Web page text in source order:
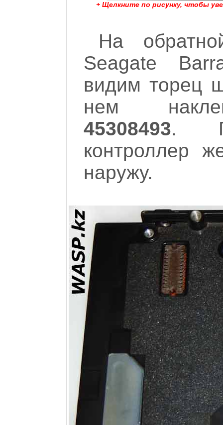
+ Щелкните по рисунку, чтобы
На
Seagate
видим торец
нем
45308493.
контроллер
наружу.